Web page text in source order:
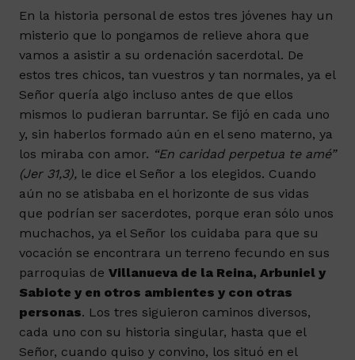
En la historia personal de estos tres jóvenes hay un
misterio que lo pongamos de relieve ahora que
vamos a asistir a su ordenación sacerdotal. De
estos tres chicos, tan vuestros y tan normales, ya el
Señor quería algo incluso antes de que ellos
mismos lo pudieran barruntar. Se fijó en cada uno
y, sin haberlos formado aún en el seno materno, ya
los miraba con amor. “En caridad perpetua te amé”
(Jer 31,3),le dice el Señor a los elegidos. Cuando
aún no se atisbaba en el horizonte de sus vidas
que podrían ser sacerdotes, porque eran sólo unos
muchachos, ya el Señor los cuidaba para que su
vocación se encontrara un terreno fecundo en sus
parroquias de Villanueva de la Reina, Arbuniel y
Sabiote y en otros ambientes y con otras
personas. Los tres siguieron caminos diversos,
cada uno con su historia singular, hasta que el
Señor, cuando quiso y convino, los situó en el